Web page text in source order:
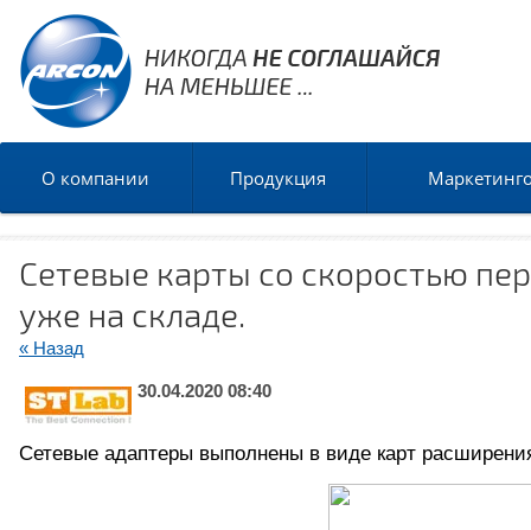
О компании Продукция
Сетевые карты со скоростью
уже на складе.
« Назад
30.04.2020 08:40
Сетевые адаптеры выполнены в виде карт